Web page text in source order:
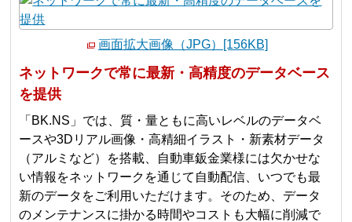
画面拡大画像（JPG）[156KB]
ネットワークで常に最新・高精度のデータベース
を提供
「BK.NS」では、質・量ともに高いレベルのデータベ
ースや3Dリアル画像・高精細イラスト・新素材データ
（アルミなど）を搭載、自動車鈑金業様には欠かせな
い情報をネットワークを通じて自動配信、いつでも最
新のデータをご利用いただけます。そのため、データ
のメンテナンスに掛かる時間やコストも大幅に削減で